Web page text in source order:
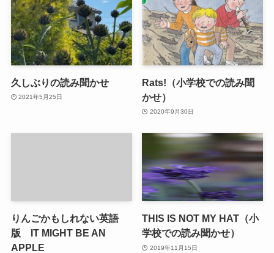
久しぶりの読み聞かせ
2021年5月25日
Rats!（小学校での読み聞
かせ）
2020年9月30日
りんごかもしれない英語
版 IT MIGHT BE AN
APPLE
THIS IS NOT MY HAT（小
学校での読み聞かせ）
2019年11月15日